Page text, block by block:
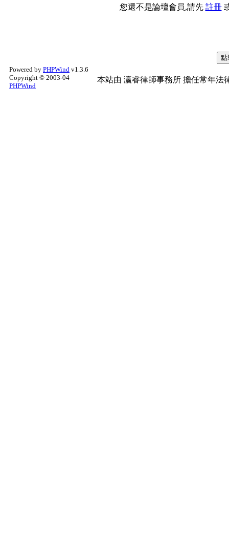
您還不是論壇會員,請先 註冊
Powered by PHPWind v1.3.6
Copyright © 2003-04
PHPWind
本站由 瀛睿律師事務所 擔任常年法